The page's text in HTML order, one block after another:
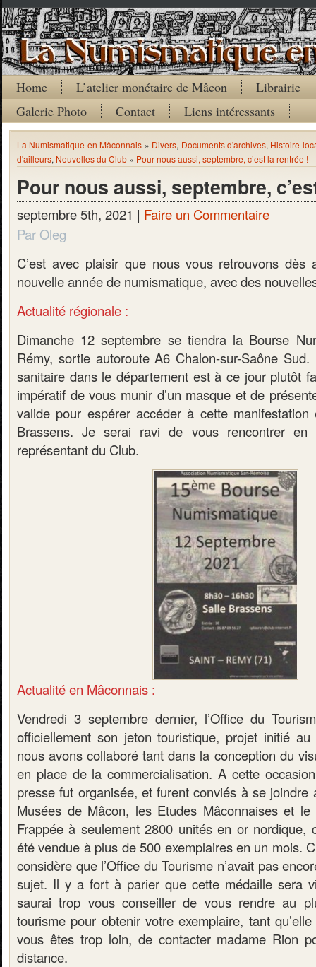
Home L’atelier monétaire de Mâcon
Librairie
Galerie Photo
Contact Liens intéressants
La Numismatique en Mâconnais » Divers, Documents d'archives, Histoire
d'ailleurs, Nouvelles du Club » Pour nous aussi, septembre, c’est la rentrée !
Pour nous aussi, septembre,
septembre 5th, 2021 | Faire un Commentaire
Par Oleg
C’est avec plaisir que nous vous retrouvons dès
nouvelle année de numismatique, avec des
Actualité régionale :
Dimanche 12 septembre se tiendra la Bourse
Rémy, sortie autoroute A6 Chalon-sur-Saône
sanitaire dans le département est à ce jour plutôt
impératif de vous munir d’un masque et de
valide pour espérer accéder à cette
Brassens. Je serai ravi de vous rencontrer en
représentant du Club.
Actualité en Mâconnais :
Vendredi 3 septembre dernier, l’Office du
officiellement son jeton touristique, projet initié
nous avons collaboré tant dans la conception du
en place de la commercialisation. A cette
presse fut organisée, et furent conviés à se
Musées de Mâcon, les Etudes Mâconnaises et le
Frappée à seulement 2800 unités en or nordique,
été vendue à plus de 500 exemplaires en un mois.
considère que l’Office du Tourisme n’avait pas
sujet. Il y a fort à parier que cette médaille sera
saurai trop vous conseiller de vous rendre au
tourisme pour obtenir votre exemplaire, tant
vous êtes trop loin, de contacter madame Rion
distance.